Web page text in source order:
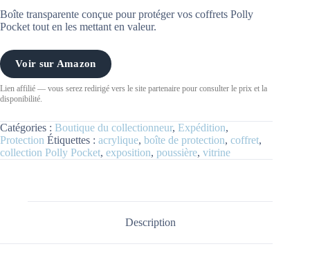
Boîte transparente conçue pour protéger vos coffrets Polly
Pocket tout en les mettant en valeur.
Voir sur Amazon
Lien affilié — vous serez redirigé vers le site partenaire pour consulter le prix et la
disponibilité.
Catégories : Boutique du collectionneur, Expédition,
Protection Étiquettes : acrylique, boîte de protection, coffret,
collection Polly Pocket, exposition, poussière, vitrine
Description